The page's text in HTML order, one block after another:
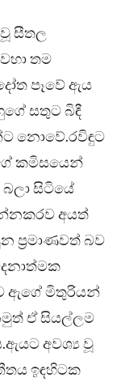
සීතල
තම
පෑවේ ඇය
සතුට බිඳී
නොවේ.රවිඳුට
කමිසයෙන්
සිටියේ
අයත්
ප්‍රමාණවත් බව
ඇගේ මිතුරියන්
ඒ සියල්ලම
අවශ්‍ය වූ
ඉඳහිටක